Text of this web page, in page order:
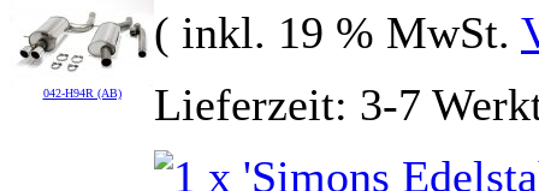
042-H94R (AB)
( inkl. 19 % MwSt.
Lieferzeit: 3-7